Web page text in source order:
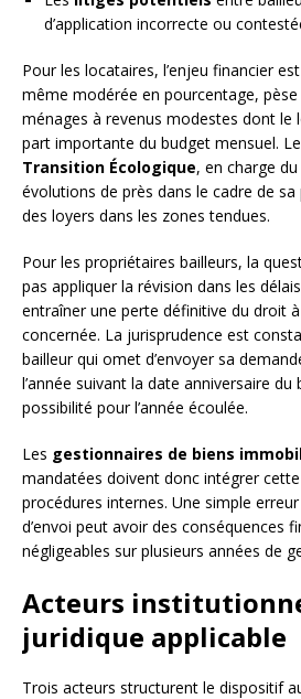
d’application incorrecte ou
Pour les locataires, l’enjeu financier
même modérée en pourcentage,
ménages à revenus modestes dont le
part importante du budget mensuel. Le
Transition Écologique, en charge
évolutions de près dans le cadre de sa
des loyers dans les zones tendues.
Pour les propriétaires bailleurs, la
pas appliquer la révision dans les
entraîner une perte définitive du droit
concernée. La jurisprudence est
bailleur qui omet d’envoyer sa
l’année suivant la date anniversaire du
possibilité pour l’année écoulée.
Les gestionnaires de biens
mandatées doivent donc intégrer
procédures internes. Une simple
d’envoi peut avoir des conséquences
négligeables sur plusieurs années de
Acteurs
juridique applicable
Trois acteurs structurent le dispositif